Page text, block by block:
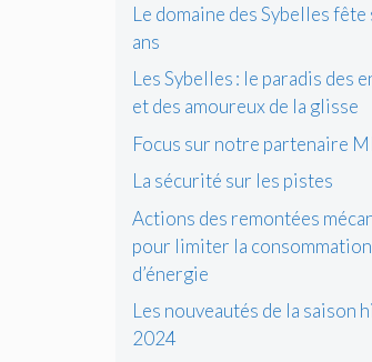
Le domaine des Sybelles fête
ans
Les Sybelles : le paradis des
et des amoureux de la glisse
Focus sur notre partenaire
La sécurité sur les pistes
Actions des remontées
pour limiter la consommation
d’énergie
Les nouveautés de la saison
2024